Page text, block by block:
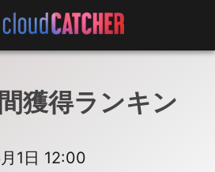
獲得ランキン
1日 12:00